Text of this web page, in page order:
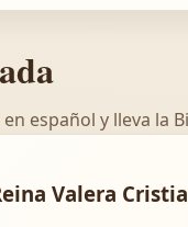
español y lleva la
Valera